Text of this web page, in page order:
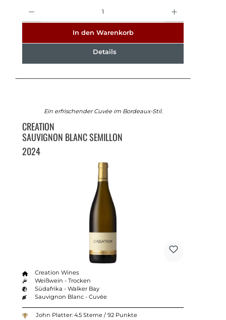
In den Warenkorb
Details
Ein erfrischender Cuvée im Bordeaux-Stil.
CREATION
SAUVIGNON BLANC SEMILLON
2024
Creation Wines
Weißwein - Trocken
Südafrika - Walker Bay
Sauvignon Blanc - Cuvée
John Platter: 4.5 Sterne / 92 Punkte